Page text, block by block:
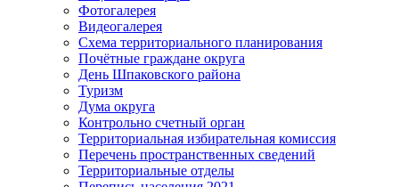
Фотогалерея
Видеогалерея
Схема территориального планирования
Почётные граждане округа
День Шпаковского района
Туризм
Дума округа
Контрольно счетный орган
Территориальная избирательная комиссия
Перечень пространственных сведений
Территориальные отделы